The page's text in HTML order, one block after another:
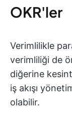
OKR'ler
Verimlilikle
verimliliği de
diğerine
iş akışı
olabilir.